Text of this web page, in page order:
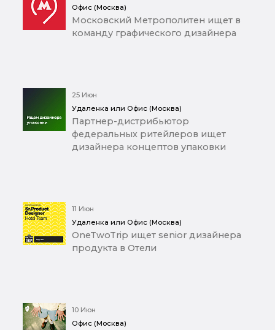
Офис (Москва)
Московский Метрополитен ищет в
команду графического дизайнера
25 Июн
Удаленка или Офис (Москва)
Партнер-дистрибьютор
федеральных ритейлеров ищет
дизайнера концептов упаковки
11 Июн
Удаленка или Офис (Москва)
OneTwoTrip ищет senior дизайнера
продукта в Отели
10 Июн
Офис (Москва)